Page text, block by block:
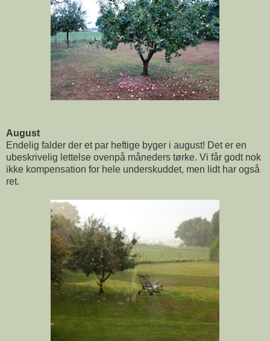
August
Endelig falder der et par heftige byger i august! Det er en
ubeskrivelig lettelse ovenpå måneders tørke. Vi får godt nok
ikke kompensation for hele underskuddet, men lidt har også
ret.